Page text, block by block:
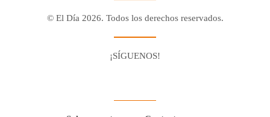
© El Día 2026. Todos los derechos reservados.
¡SÍGUENOS!